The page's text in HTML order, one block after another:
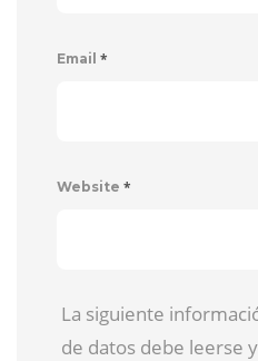
Email *
Website *
La siguiente
de datos debe leerse